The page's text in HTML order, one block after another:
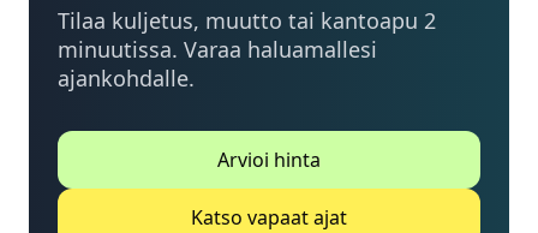
Tilaa kuljetus, muutto tai kantoapu 2
minuutissa. Varaa haluamallesi
ajankohdalle.
Arvioi hinta
Katso vapaat ajat